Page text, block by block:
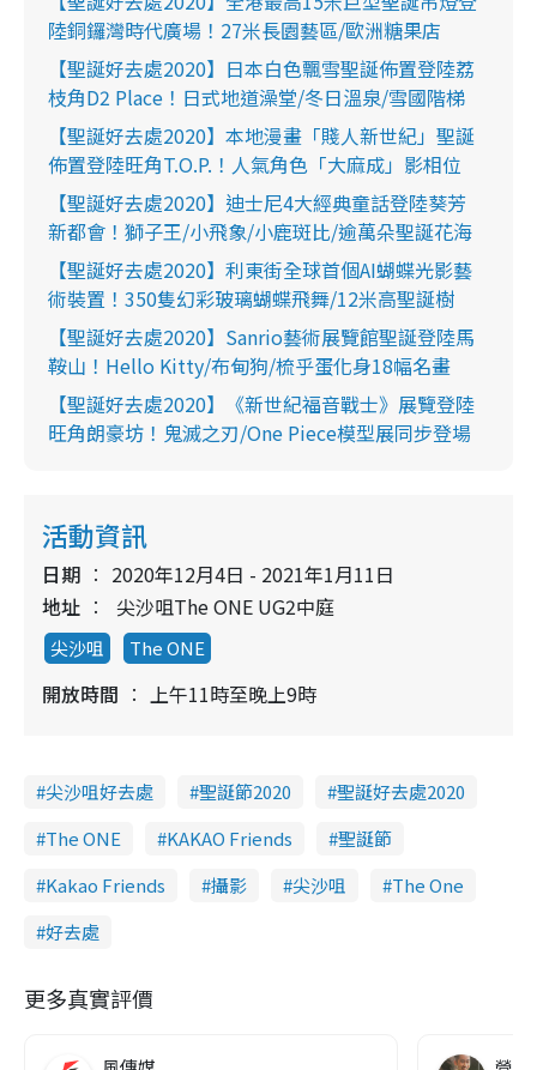
陸銅鑼灣時代廣場！27米長園藝區/歐洲糖果店
【聖誕好去處2020】日本白色飄雪聖誕佈置登陸荔
枝角D2 Place！日式地道澡堂/冬日溫泉/雪國階梯
【聖誕好去處2020】本地漫畫「賤人新世紀」聖誕
佈置登陸旺角T.O.P.！人氣角色「大麻成」影相位
【聖誕好去處2020】迪士尼4大經典童話登陸葵芳
新都會！獅子王/小飛象/小鹿斑比/逾萬朵聖誕花海
【聖誕好去處2020】利東街全球首個AI蝴蝶光影藝
術裝置！350隻幻彩玻璃蝴蝶飛舞/12米高聖誕樹
【聖誕好去處2020】Sanrio藝術展覽館聖誕登陸馬
鞍山！Hello Kitty/布甸狗/梳乎蛋化身18幅名畫
【聖誕好去處2020】《新世紀福音戰士》展覽登陸
旺角朗豪坊！鬼滅之刃/One Piece模型展同步登場
活動資訊
日期
2020年12月4日 - 2021年1月11日
地址
尖沙咀The ONE UG2中庭
尖沙咀 The ONE
開放時間 上午11時至晚上9時
尖沙咀好去處 聖誕節2020
聖誕好去處2020
The ONE
KAKAO Friends
聖誕節
Kakao Friends
攝影 尖沙咀
The One
好去處
更多真實評價